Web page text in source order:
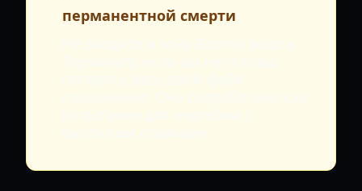
перманентной смерти